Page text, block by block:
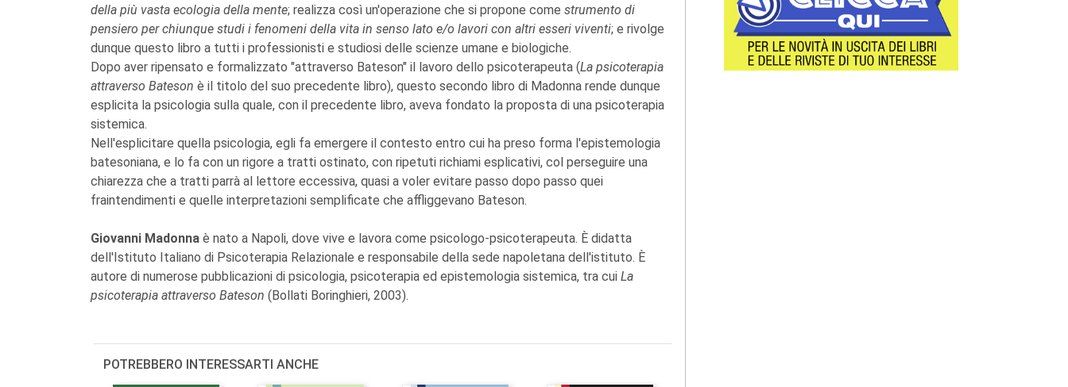
della più vasta ecologia della mente; realizza così un'operazione che si propone come strumento di
pensiero per chiunque studi i fenomeni della vita in senso lato e/o lavori con altri esseri viventi; e rivolge
dunque questo libro a tutti i professionisti e studiosi delle scienze umane e biologiche.
Dopo aver ripensato e formalizzato "attraverso Bateson" il lavoro dello psicoterapeuta (La psicoterapia
attraverso Bateson è il titolo del suo precedente libro), questo secondo libro di Madonna rende dunque
esplicita la psicologia sulla quale, con il precedente libro, aveva fondato la proposta di una psicoterapia
sistemica.
Nell'esplicitare quella psicologia, egli fa emergere il contesto entro cui ha preso forma l'epistemologia
batesoniana, e lo fa con un rigore a tratti ostinato, con ripetuti richiami esplicativi, col perseguire una
chiarezza che a tratti parrà al lettore eccessiva, quasi a voler evitare passo dopo passo quei
fraintendimenti e quelle interpretazioni semplificate che affliggevano Bateson.
Giovanni Madonna è nato a Napoli, dove vive e lavora come psicologo-psicoterapeuta. È didatta
dell'Istituto Italiano di Psicoterapia Relazionale e responsabile della sede napoletana dell'istituto. È
autore di numerose pubblicazioni di psicologia, psicoterapia ed epistemologia sistemica, tra cui La
psicoterapia attraverso Bateson (Bollati Boringhieri, 2003).
POTREBBERO INTERESSARTI ANCHE